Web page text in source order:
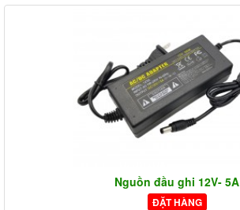
Nguồn đầu ghi 12V- 5A
ĐẶT HÀNG